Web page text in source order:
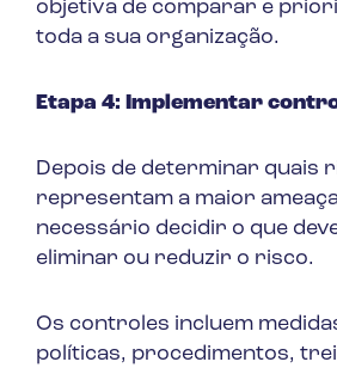
objetiva de comparar e
toda a sua organização.
Etapa 4: Implementar
Depois de determinar quais
representam a maior
necessário decidir o que
eliminar ou reduzir o risco.
Os controles incluem
políticas, procedimentos,